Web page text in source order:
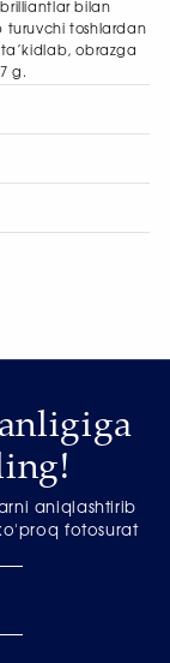
bilan
turuvchi toshlardan
obrazga
g.
aniqlashtirib
fotosurat